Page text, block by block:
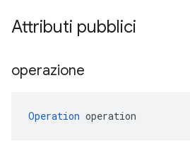
Attributi pubblici
operazione
Operation operation